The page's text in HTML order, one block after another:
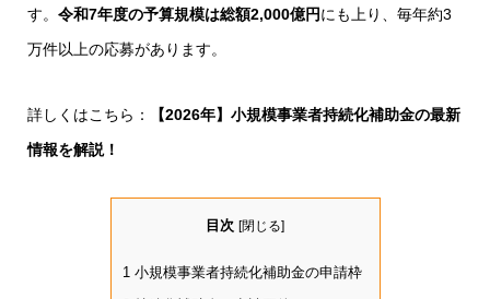
す。 令和7年度の予算規模は総額2,000億円にも上り、毎年約3
万件以上の応募があります。
詳しくはこちら：
【2026年】小規模事業者持続化補助金の最新
情報を解説！
目次 [閉じる]
1小規模事業者持続化補助金の申請枠